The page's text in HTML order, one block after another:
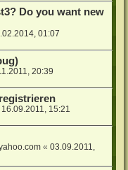
Do you want new
01:07
20:39
16.09.2011, 15:21
«03.09.2011,